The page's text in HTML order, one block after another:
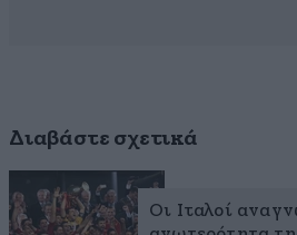
Διαβάστε σχετικά
Οι Ιταλοί